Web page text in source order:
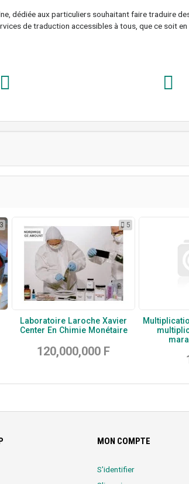
dédiée aux particuliers souhaitant faire traduire
de traduction accessibles à tous, que ce soit en
3 5
Laboratoire Laroche Xavier
Center En Chimie Monétaire
120,000,000 F
MON COMPTE
S'identifier